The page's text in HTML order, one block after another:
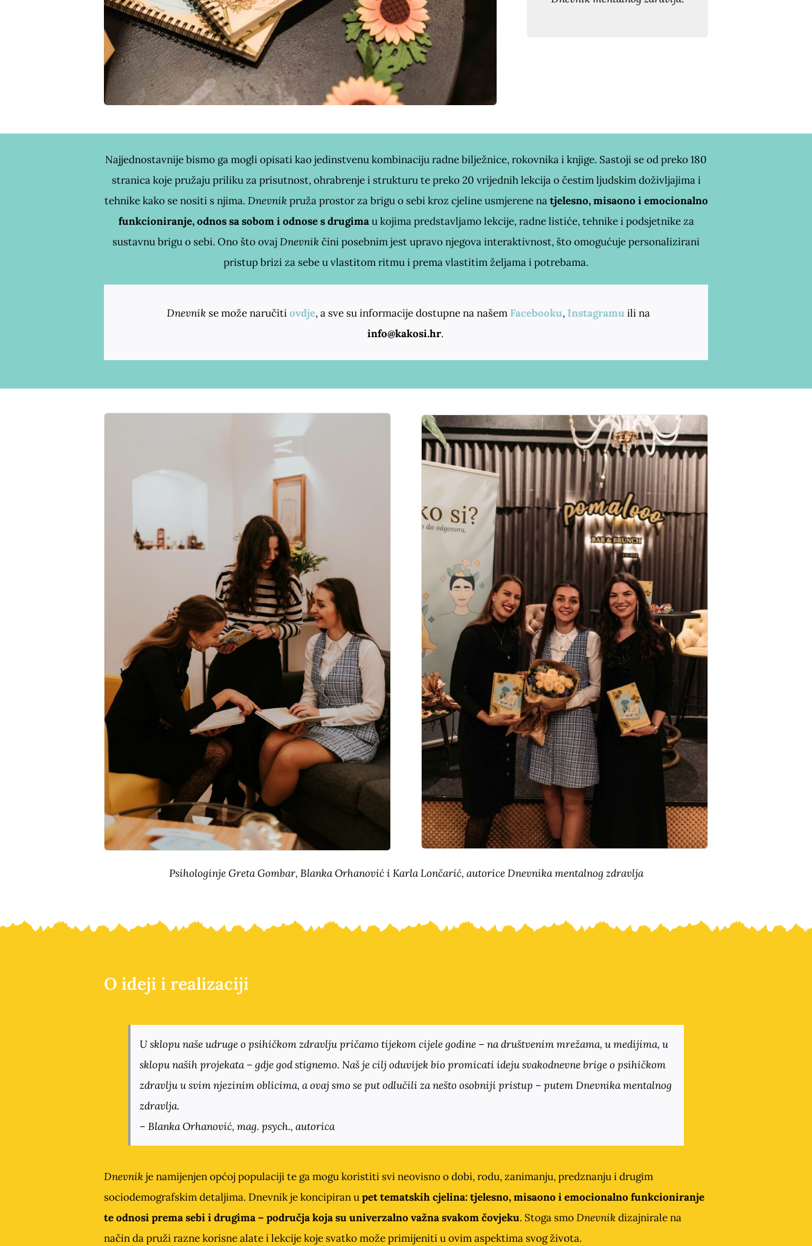
Najjednostavnije bismo ga mogli opisati kao jedinstvenu kombinaciju radne bilježnice, rokovnika i knjige. Sastoji se od preko 180
stranica koje pružaju priliku za prisutnost, ohrabrenje i strukturu te preko 20 vrijednih lekcija o čestim ljudskim doživljajima i
tehnike kako se nositi s njima. Dnevnikpruža prostor za brigu o sebi kroz cjeline usmjerene natjelesno, misaono i emocionalno
funkcioniranje, odnos sa sobom i odnose s drugimau kojima predstavljamo lekcije, radne listiće, tehnike i podsjetnike za
sustavnu brigu o sebi. Ono što ovajDnevnikčini posebnim jest upravo njegova interaktivnost, što omogućuje personalizirani
pristup brizi za sebe u vlastitom ritmu i prema vlastitim željama i potrebama.
Dnevnik se može naručitiovdje, a sve su informacije dostupne na našem Facebooku, Instagramu ili na
info@kakosi.hr.
Psihologinje Greta Gombar, Blanka Orhanović i Karla Lončarić, autorice Dnevnika mentalnog zdravlja
U sklopu naše udruge o psihičkom zdravlju pričamo tijekom cijele godine – na društvenim mrežama, u medijima, u
sklopu naših projekata – gdje god stignemo. Naš je cilj oduvijek bio promicati ideju svakodnevne brige o psihičkom
zdravlju u svim njezinim oblicima, a ovaj smo se put odlučili za nešto osobniji pristup – putemDnevnika mentalnog
zdravlja.
– Blanka Orhanović, mag. psych., autorica
Dnevnikje namijenjen općoj populaciji te ga mogu koristiti svi neovisno o dobi, rodu, zanimanju, predznanju i drugim
sociodemografskim detaljima. Dnevnik je koncipiran upet tematskih cjelina: tjelesno, misaono i emocionalno funkcioniranje
te odnosi prema sebi i drugima – područja koja su univerzalno važna svakom čovjeku. Stoga smoDnevnikdizajnirale na
način da pruži razne korisne alate i lekcije koje svatko može primijeniti u ovim aspektima svog života.